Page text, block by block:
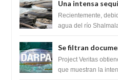
Una intensa
impresionante
Lingas
Recientemente,
agua del río
Se filtran
muestran la
SARS-CoV-2,
Project Veritas
que muestran la